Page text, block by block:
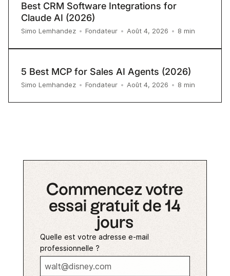
Best CRM Software Integrations for
Claude AI (2026)
Simo Lemhandez • Fondateur • Août 4, 2026 • 8 min
5 Best MCP for Sales AI Agents (2026)
Simo Lemhandez • Fondateur • Août 4, 2026 • 8 min
Commencez votre
essai gratuit de 14
jours
Quelle est votre adresse e-mail
professionnelle ?